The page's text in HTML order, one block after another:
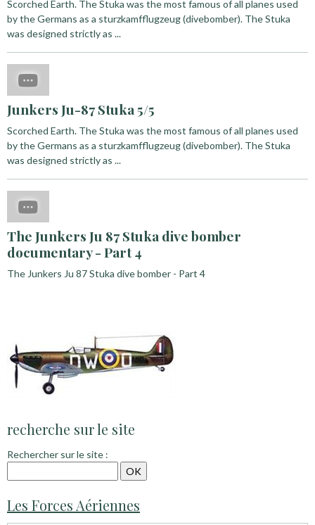
Scorched Earth. The Stuka was the most famous of all planes used
by the Germans as a sturzkamfflugzeug (divebomber). The Stuka
was designed strictly as ...
Junkers Ju-87 Stuka 5/5
Scorched Earth. The Stuka was the most famous of all planes used
by the Germans as a sturzkamfflugzeug (divebomber). The Stuka
was designed strictly as ...
The Junkers Ju 87 Stuka dive bomber
documentary - Part 4
The Junkers Ju 87 Stuka dive bomber - Part 4
recherche sur le site
Rechercher sur le site :
Les Forces Aériennes